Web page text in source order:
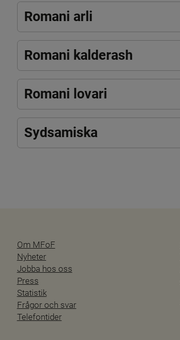
Romani arli
Romani kalderash
Romani lovari
Sydsamiska
Om MFoF
Nyheter
Jobba hos oss
Press
Statistik
Frågor och svar
Telefontider